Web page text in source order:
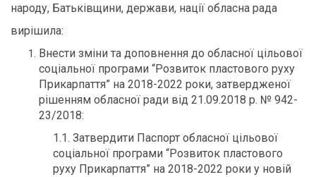
народу, Батьківщини, держави, нації обласна рада
вирішила:
Внести зміни та доповнення до обласної цільової
соціальної програми “Розвиток пластового руху
Прикарпаття” на 2018-2022 роки, затвердженої
рішенням обласної ради від 21.09.2018 р. № 942-
23/2018:
1.1. Затвердити Паспорт обласної цільової
соціальної програми “Розвиток пластового
руху Прикарпаття” на 2018-2022 роки у новій